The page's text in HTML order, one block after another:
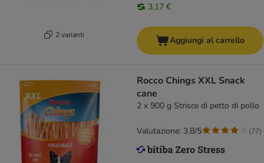
2 varianti
3,17 €
Aggiungi al carrello
Rocco Chings XXL Snack
cane
2 x 900 g Strisce di petto di pollo
Valutazione: 3.8/5 (77)